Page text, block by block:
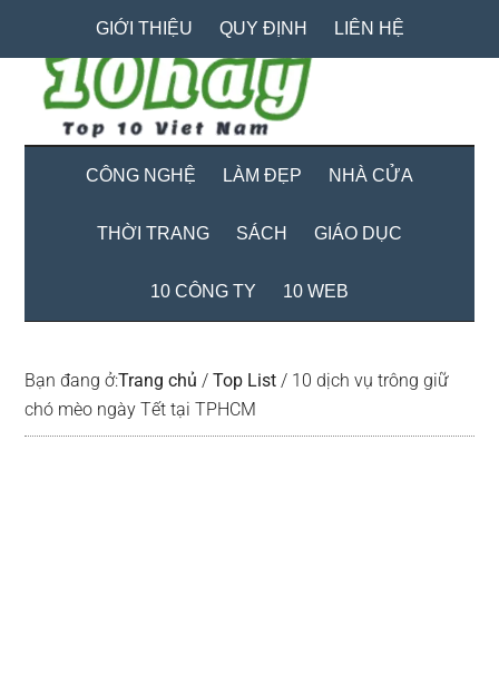
content
secondary
menu
primary
sidebar
GIỚI THIỆU QUY ĐỊNH LIÊN HỆ
CÔNG NGHỆ LÀM ĐẸP NHÀ CỬA
THỜI TRANG SÁCH GIÁO DỤC
10 CÔNG TY 10 WEB
Bạn đang ở:Trang chủ / Top List / 10 dịch vụ trông giữ
chó mèo ngày Tết tại TPHCM